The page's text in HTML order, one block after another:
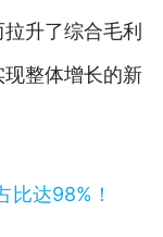
升了综合毛利
整体增长的新